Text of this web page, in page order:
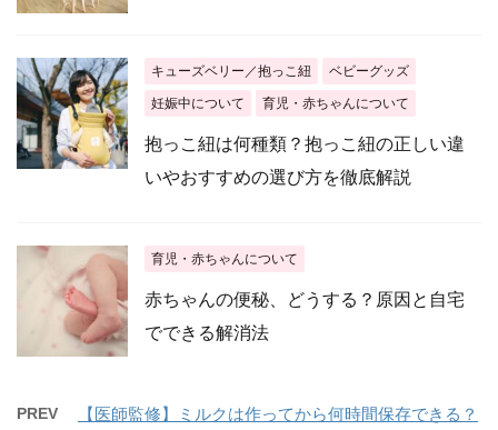
キューズベリー／抱っこ紐 ベビーグッズ
妊娠中について 育児・赤ちゃんについて
抱っこ紐は何種類？抱っこ紐の正しい違
いやおすすめの選び方を徹底解説
育児・赤ちゃんについて
赤ちゃんの便秘、どうする？原因と自宅
でできる解消法
PREV
【医師監修】ミルクは作ってから何時間保存できる？